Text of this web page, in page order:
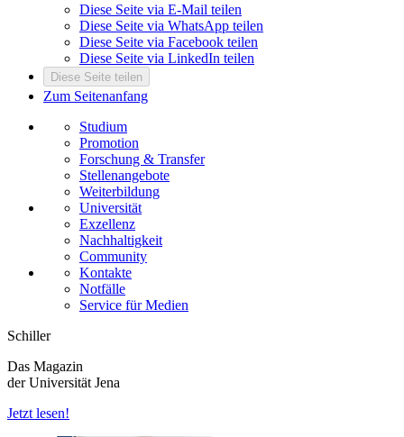
Diese Seite via E-Mail teilen
Diese Seite via WhatsApp teilen
Diese Seite via Facebook teilen
Diese Seite via LinkedIn teilen
Diese Seite teilen
Zum Seitenanfang
Studium
Promotion
Forschung & Transfer
Stellenangebote
Weiterbildung
Universität
Exzellenz
Nachhaltigkeit
Community
Kontakte
Notfälle
Service für Medien
Schiller
Das Magazin
der Universität Jena
Jetzt lesen!